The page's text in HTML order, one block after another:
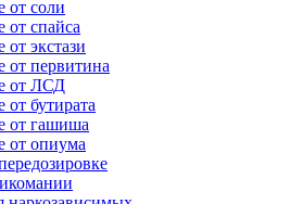
от соли
от спайса
от экстази
от первитина
от ЛСД
от бутирата
от гашиша
от опиума